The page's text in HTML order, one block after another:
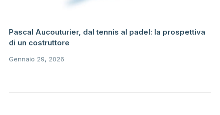
Pascal Aucouturier, dal tennis al padel: la prospettiva
di un costruttore
Gennaio 29, 2026